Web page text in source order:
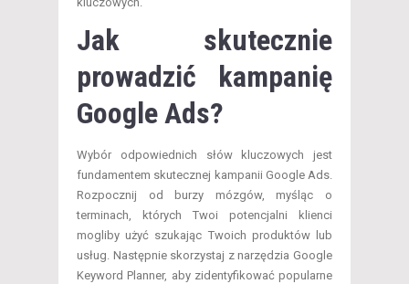
Jak skutecznie
prowadzić kampanię
Google Ads?
Wybór odpowiednich słów kluczowych jest
fundamentem skutecznej kampanii Google Ads.
Rozpocznij od burzy mózgów, myśląc o
terminach, których Twoi potencjalni klienci
mogliby użyć szukając Twoich produktów lub
usług. Następnie skorzystaj z narzędzia Google
Keyword Planner, aby zidentyfikować popularne